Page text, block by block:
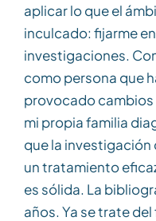
aplicar lo que el
inculcado: fijarme
investigaciones.
como persona que
provocado cambios
mi propia familia
que la investigación
un tratamiento
es sólida. La
años. Ya se trate